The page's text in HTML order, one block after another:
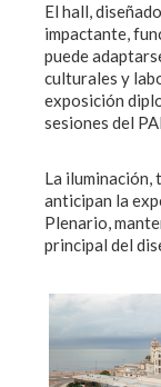
El hall,
impactante,
puede
culturales y
exposición
sesiones del
La iluminación,
anticipan la
Plenario,
principal del